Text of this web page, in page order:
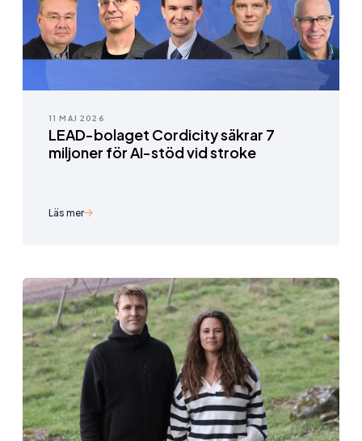
11 MAJ 2026
LEAD-bolaget Cordicity säkrar 7
miljoner för AI-stöd vid stroke
Läs mer